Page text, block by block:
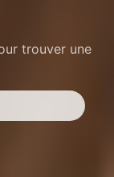
trouver une